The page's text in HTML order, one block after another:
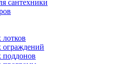
сантехники